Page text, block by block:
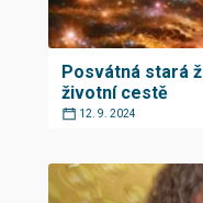
Posvátná stará
životní cestě
12. 9. 2024